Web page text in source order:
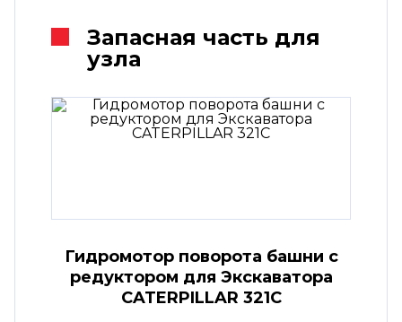
Запасная часть для
узла
Гидромотор поворота башни с
редуктором для Экскаватора
CATERPILLAR 321C